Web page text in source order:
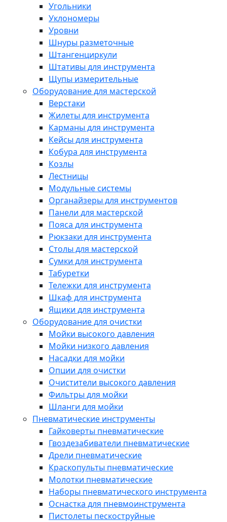
Угольники
Уклономеры
Уровни
Шнуры разметочные
Штангенциркули
Штативы для инструмента
Щупы измерительные
Оборудование для мастерской
Верстаки
Жилеты для инструмента
Карманы для инструмента
Кейсы для инструмента
Кобура для инструмента
Козлы
Лестницы
Модульные системы
Органайзеры для инструментов
Панели для мастерской
Пояса для инструмента
Рюкзаки для инструмента
Столы для мастерской
Сумки для инструмента
Табуретки
Тележки для инструмента
Шкаф для инструмента
Ящики для инструмента
Оборудование для очистки
Мойки высокого давления
Мойки низкого давления
Насадки для мойки
Опции для очистки
Очистители высокого давления
Фильтры для мойки
Шланги для мойки
Пневматические инструменты
Гайковерты пневматические
Гвоздезабиватели пневматические
Дрели пневматические
Краскопульты пневматические
Молотки пневматические
Наборы пневматического инструмента
Оснастка для пневмоинструмента
Пистолеты пескоструйные